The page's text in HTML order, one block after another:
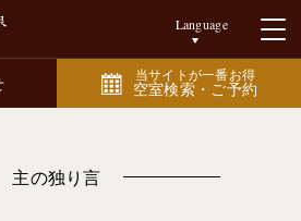
Language
当サイトが一番お得
空室検索・ご予約
主の独り言